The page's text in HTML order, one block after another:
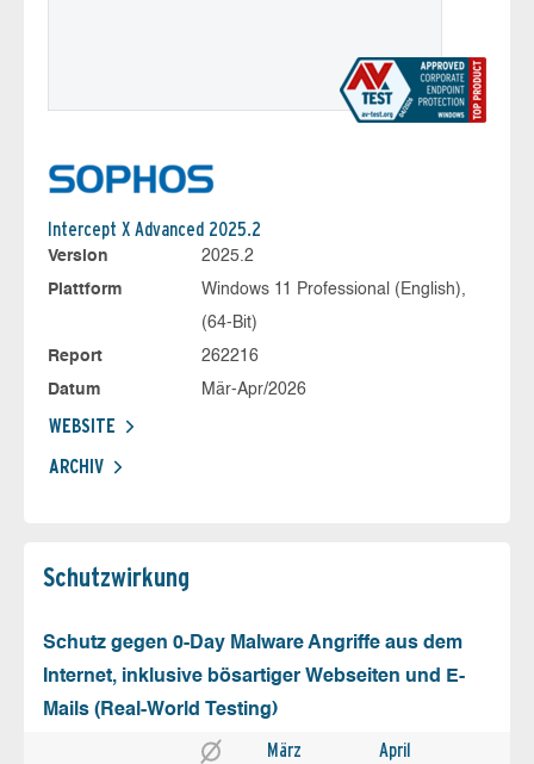
Intercept X Advanced 2025.2
Version
2025.2
Plattform
Windows 11 Professional (English),
(64-Bit)
Report
262216
Datum
Mär-Apr/2026
WEBSITE
ARCHIV
Schutz­wirkung
Schutz gegen 0-Day Malware Angriffe aus dem
Internet, inklusive bösartiger Webseiten und E-
Mails (Real-World Testing)
März April